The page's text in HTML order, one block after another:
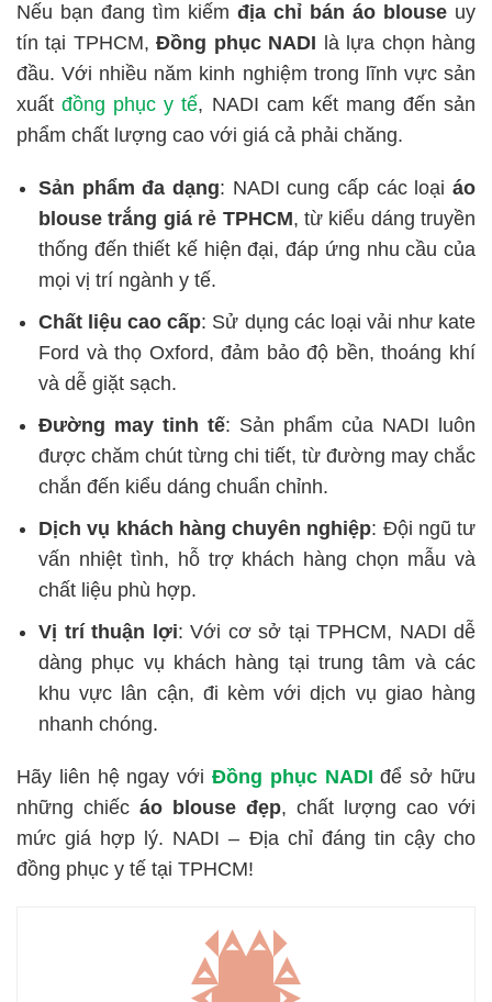
Nếu bạn đang tìm kiếm địa chỉ bán áo blouse uy
tín tại TPHCM,Đồng phục NADI là lựa chọn hàng
đầu. Với nhiều năm kinh nghiệm trong lĩnh vực sản
xuấtđồng phục y tế, NADI cam kết mang đến sản
phẩm chất lượng cao với giá cả phải chăng.
Sản phẩm đa dạng: NADI cung cấp các loại áo
blouse trắng giá rẻ TPHCM, từ kiểu dáng truyền
thống đến thiết kế hiện đại, đáp ứng nhu cầu của
mọi vị trí ngành y tế.
Chất liệu cao cấp: Sử dụng các loại vải như kate
Ford và thọ Oxford, đảm bảo độ bền, thoáng khí
và dễ giặt sạch.
Đường may tinh tế: Sản phẩm của NADI luôn
được chăm chút từng chi tiết, từ đường may chắc
chắn đến kiểu dáng chuẩn chỉnh.
Dịch vụ khách hàng chuyên nghiệp: Đội ngũ tư
vấn nhiệt tình, hỗ trợ khách hàng chọn mẫu và
chất liệu phù hợp.
Vị trí thuận lợi: Với cơ sở tại TPHCM, NADI dễ
dàng phục vụ khách hàng tại trung tâm và các
khu vực lân cận, đi kèm với dịch vụ giao hàng
nhanh chóng.
Hãy liên hệ ngay với Đồng phục NADI để sở hữu
những chiếc áo blouse đẹp, chất lượng cao với
mức giá hợp lý. NADI – Địa chỉ đáng tin cậy cho
đồng phục y tế tại TPHCM!